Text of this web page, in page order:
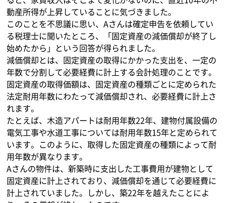
動産所得が上昇していることに気づきました。
このことを不思議に思い、Aさんは確定申告を依頼してい
る税理士に聞いたところ、「固定資産の減価償却が終了し
始めたから」という回答が得られました。
減価償却とは、固定資産の取得にかかった支出を、一定の
年数で分割して必要経費に計上する会計処理のことです。
固定資産の取得価額は、固定資産の種類ごとに定められた
法定耐用年数にわたって減価償却され、必要経費に計上さ
れます。
たとえば、木造アパートは耐用年数22年、建物付属設備の
電気工事や水道工事については耐用年数15年と定められて
います。このように、取得した固定資産の種類によって耐
用年数が異なります。
Aさんの物件は、新築時に支出した工事費用が建物として
固定資産に計上されており、減価償却を通じて必要経費に
計上されていました。しかし、築22年を越えたことによ